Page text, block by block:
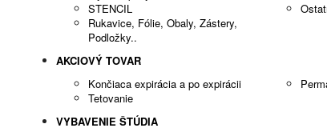
STENCIL
Rukavice, Fólie, Obaly, Zástery,
Podložky..
AKCIOVÝ TOVAR
Končiaca expirácia a po expirácii
Tetovanie
VYBAVENIE ŠTÚDIA